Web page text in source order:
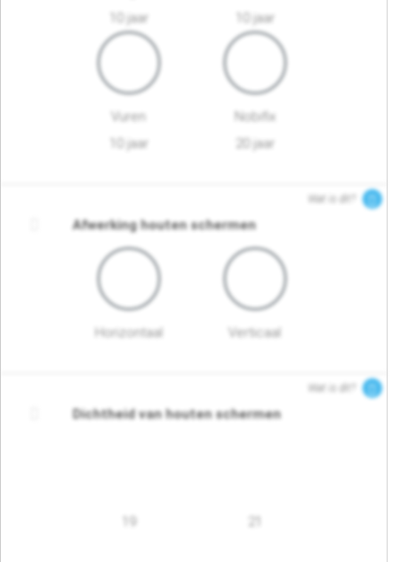
10 jaar
10 jaar
Vuren
10 jaar
Nobifix
20 jaar
Wat is dit?
Afwerking houten schermen
Horizontaal Verticaal
Wat is dit?
Dichtheid van houten schermen